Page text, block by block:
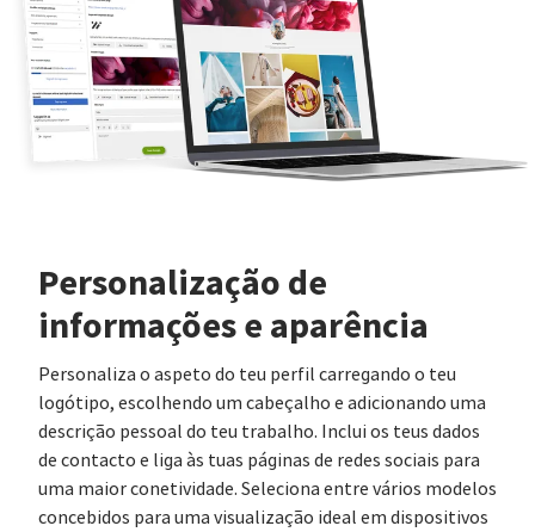
Personalização de
informações e aparência
Personaliza o aspeto do teu perfil carregando o teu
logótipo, escolhendo um cabeçalho e adicionando uma
descrição pessoal do teu trabalho. Inclui os teus dados
de contacto e liga às tuas páginas de redes sociais para
uma maior conetividade. Seleciona entre vários modelos
concebidos para uma visualização ideal em dispositivos